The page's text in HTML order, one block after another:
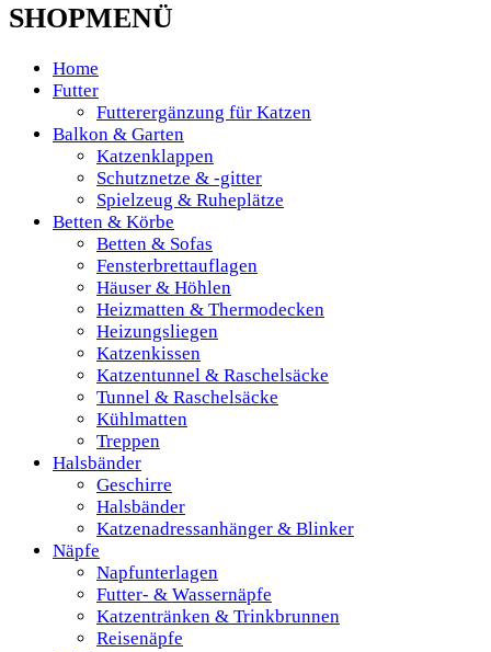
SHOPMENÜ
Home
Futter
Futterergänzung für Katzen
Balkon & Garten
Katzenklappen
Schutznetze & -gitter
Spielzeug & Ruheplätze
Betten & Körbe
Betten & Sofas
Fensterbrettauflagen
Häuser & Höhlen
Heizmatten & Thermodecken
Heizungsliegen
Katzenkissen
Katzentunnel & Raschelsäcke
Tunnel & Raschelsäcke
Kühlmatten
Treppen
Halsbänder
Geschirre
Halsbänder
Katzenadressanhänger & Blinker
Näpfe
Napfunterlagen
Futter- & Wassernäpfe
Katzentränken & Trinkbrunnen
Reisenäpfe